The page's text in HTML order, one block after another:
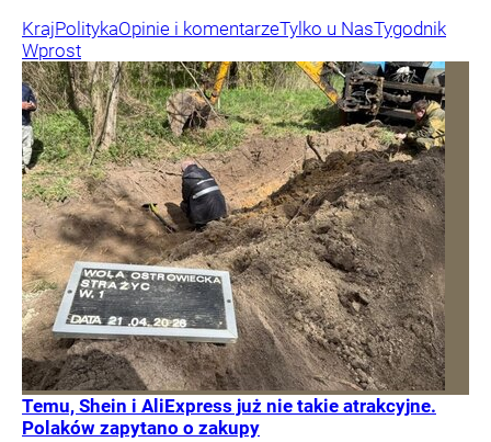
KrajPolitykaOpinie i komentarzeTylko u NasTygodnik
Wprost
Temu, Shein i AliExpress już nie takie atrakcyjne.
Polaków zapytano o zakupy